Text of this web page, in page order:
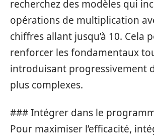
recherchez des modèles qui
opérations de multiplication
chiffres allant jusqu’à 10. Cela
renforcer les fondamentaux
introduisant progressivement
plus complexes.
### Intégrer dans le
Pour maximiser l’efficacité,